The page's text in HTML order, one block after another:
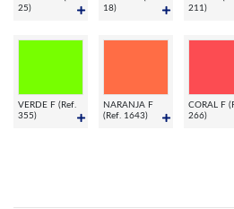
25)
18)
211)
VERDE F (Ref.
355)
NARANJA F
(Ref. 1643)
CORAL F
266)